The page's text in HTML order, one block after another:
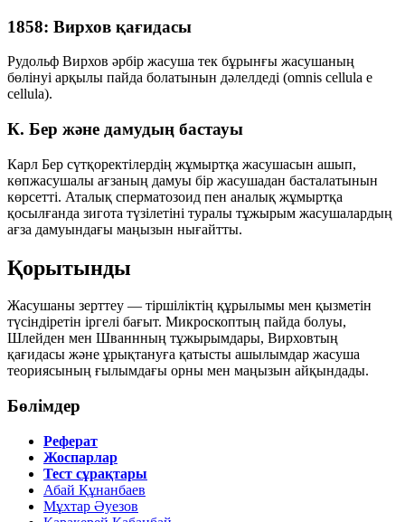
1858: Вирхов қағидасы
Рудольф Вирхов әрбір жасуша тек бұрынғы жасушаның
бөлінуі арқылы пайда болатынын дәлелдеді (omnis cellula e
cellula).
К. Бер және дамудың бастауы
Карл Бер сүтқоректілердің жұмыртқа жасушасын ашып,
көпжасушалы ағзаның дамуы бір жасушадан басталатынын
көрсетті. Аталық сперматозоид пен аналық жұмыртқа
қосылғанда зигота түзілетіні туралы тұжырым жасушалардың
ағза дамуындағы маңызын нығайтты.
Қорытынды
Жасушаны зерттеу — тіршіліктің құрылымы мен қызметін
түсіндіретін іргелі бағыт. Микроскоптың пайда болуы,
Шлейден мен Шваннның тұжырымдары, Вирховтың
қағидасы және ұрықтануға қатысты ашылымдар жасуша
теориясының ғылымдағы орны мен маңызын айқындады.
Бөлімдер
Реферат
Жоспарлар
Тест сұрақтары
Абай Құнанбаев
Мұхтар Әуезов